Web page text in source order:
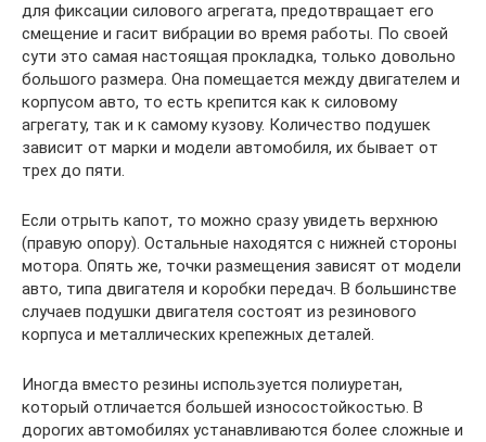
для фиксации силового агрегата, предотвращает его
смещение и гасит вибрации во время работы. По своей
сути это самая настоящая прокладка, только довольно
большого размера. Она помещается между двигателем и
корпусом авто, то есть крепится как к силовому
агрегату, так и к самому кузову. Количество подушек
зависит от марки и модели автомобиля, их бывает от
трех до пяти.
Если отрыть капот, то можно сразу увидеть верхнюю
(правую опору). Остальные находятся с нижней стороны
мотора. Опять же, точки размещения зависят от модели
авто, типа двигателя и коробки передач. В большинстве
случаев подушки двигателя состоят из резинового
корпуса и металлических крепежных деталей.
Иногда вместо резины используется полиуретан,
который отличается большей износостойкостью. В
дорогих автомобилях устанавливаются более сложные и